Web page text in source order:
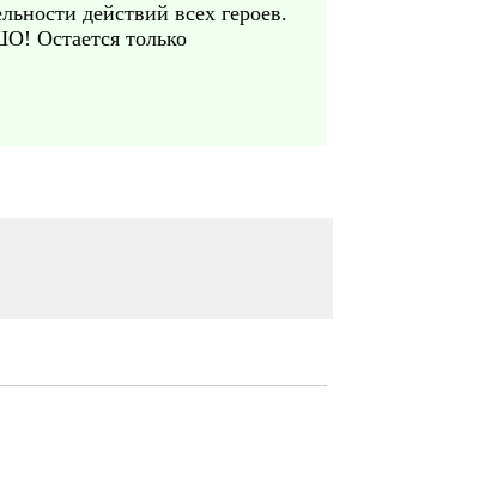
действий всех героев.
Остается только